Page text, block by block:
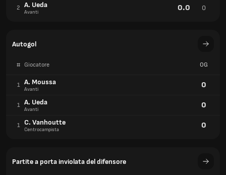
2 A. Ueda
Avanti 0.0 0
Autogol
# Giocatore OG
1 A. Moussa
Avanti 0
1 A. Ueda
Avanti 0
1 C. Vanhoutte
Centrocampista 0
Partite a porta inviolata del difensore